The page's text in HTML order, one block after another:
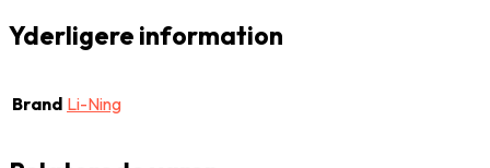
Yderligere information
Brand Li-Ning